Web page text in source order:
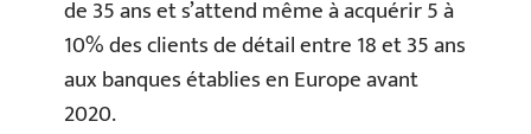
de 35 ans et s’attend même à acquérir 5 à
10% des clients de détail entre 18 et 35 ans
aux banques établies en Europe avant
2020.